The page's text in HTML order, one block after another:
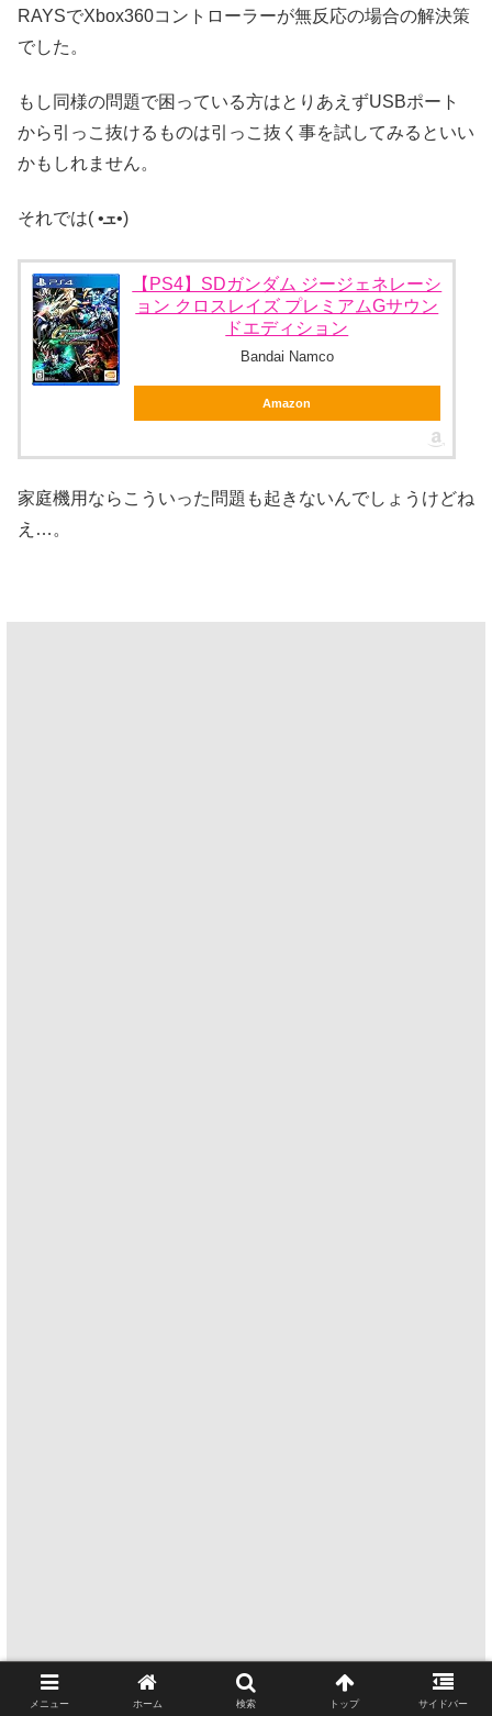
RAYSでXbox360コントローラーが無反応の場合の解決策
でした。
もし同様の問題で困っている方はとりあえずUSBポート
から引っこ抜けるものは引っこ抜く事を試してみるといい
かもしれません。
それでは( •ܫ•)
【PS4】SDガンダム ジージェネレーシ
ョン クロスレイズ プレミアムGサウン
ドエディション
Bandai Namco
Amazon
家庭機用ならこういった問題も起きないんでしょうけどね
え…。
メニュー ホーム 検索 トップ サイドバー